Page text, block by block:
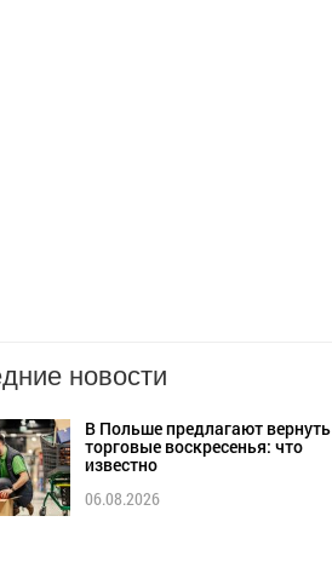
новости
В Польше предлагают вернуть
торговые воскресенья: что
известно
06.08.2026